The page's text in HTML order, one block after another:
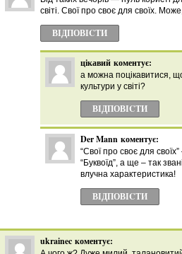
світі. Свої про своє для своїх.
ВІДПОВІCТИ
цікавий коментує:
а можна поцікавитися,
культури у світі?
ВІДПОВІCТИ
Der Mann коментує:
“Свої про своє для
“Буквоїд”, а ще – так
влучна характеристика!
ВІДПОВІCТИ
ukrainec коментує: